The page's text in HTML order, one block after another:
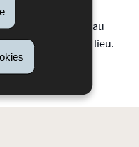
subjectifs au
singulière du lieu.